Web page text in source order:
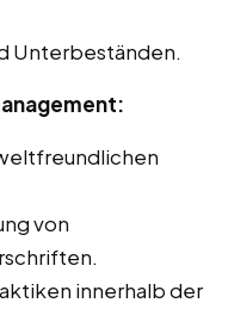
Unterbeständen.
von
innerhalb der